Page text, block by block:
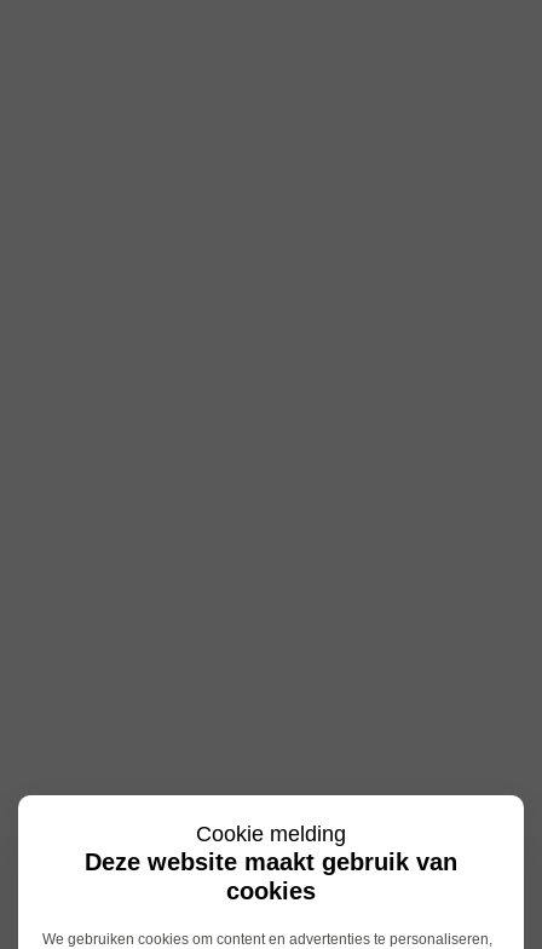
Cookie melding
Deze website maakt gebruik van
cookies
We gebruiken cookies om content en advertenties te personaliseren,